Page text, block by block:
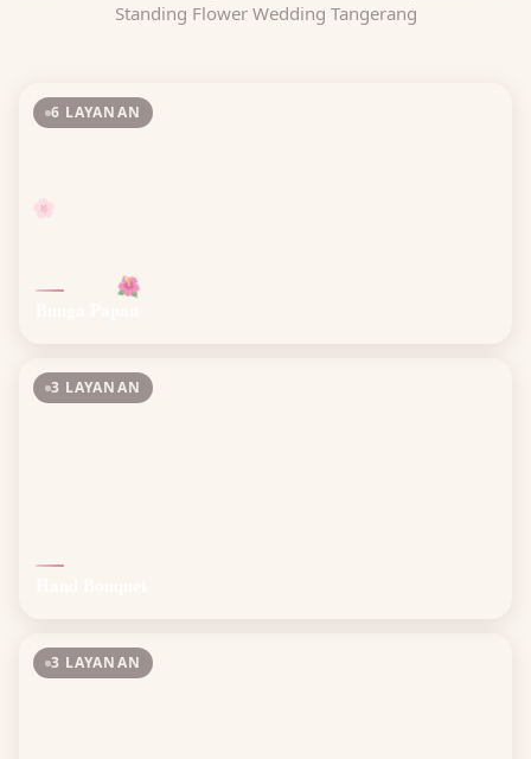
🌸
🌺
Standing Flower Wedding Tangerang
6 LAYANAN
3 LAYANAN
3 LAYANAN